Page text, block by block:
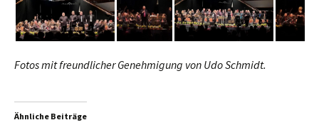
Fotos mit freundlicher Genehmigung von Udo Schmidt.
Ähnliche Beiträge